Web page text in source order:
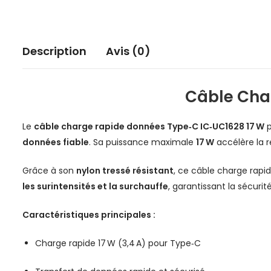
Description Avis (0)
Câble
Le câble charge rapide données Type‑C IC‑UC1628 17 W
données fiable. Sa puissance maximale 17 Waccélère la
Grâce à son nylon tressé résistant, ce câble charge
les surintensités et la surchauffe, garantissant la
Caractéristiques principales :
Charge rapide 17 W (3,4 A) pour Type‑C